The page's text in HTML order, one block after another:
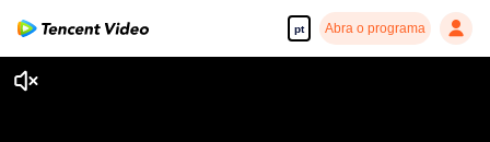
pt Abra o programa